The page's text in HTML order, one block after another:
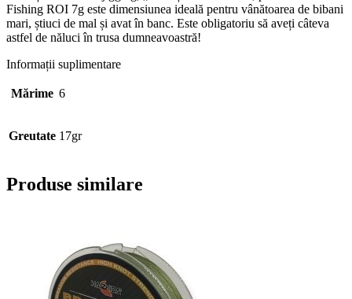
Fishing ROI 7g este dimensiunea ideală pentru vânătoarea de bibani
mari, știuci de mal și avat în banc. Este obligatoriu să aveți câteva
astfel de năluci în trusa dumneavoastră!
Informații suplimentare
Mărime 6
Greutate 17gr
Produse similare